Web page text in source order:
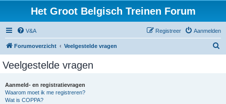
Het Groot Belgisch Treinen Forum
V&A Aanmelden
Registreer
Forumoverzicht Veelgestelde vragen
Veelgestelde vragen
Aanmeld- en registratievragen
Waarom moet ik me registreren?
Wat is COPPA?